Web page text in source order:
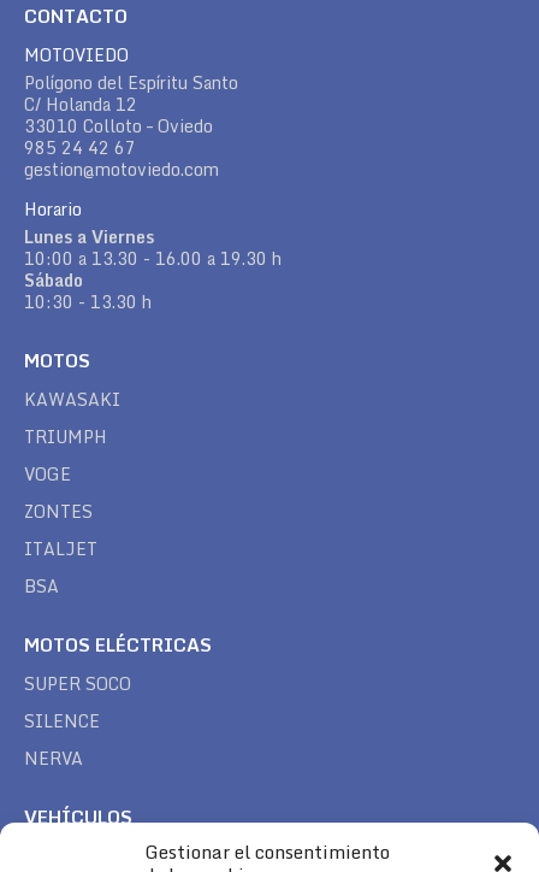
Gestionar el consentimiento
CONTACTO
MOTOVIEDO
Polígono del Espíritu Santo
C/ Holanda 12
33010 Colloto – Oviedo
985 24 42 67
gestion@motoviedo.com
Horario
Lunes a Viernes
10:00 a 13.30 - 16.00 a 19.30 h
Sábado
10:30 - 13.30 h
MOTOS
KAWASAKI
TRIUMPH
VOGE
ZONTES
ITALJET
BSA
MOTOS ELÉCTRICAS
SUPER SOCO
SILENCE
NERVA
VEHÍCULOS